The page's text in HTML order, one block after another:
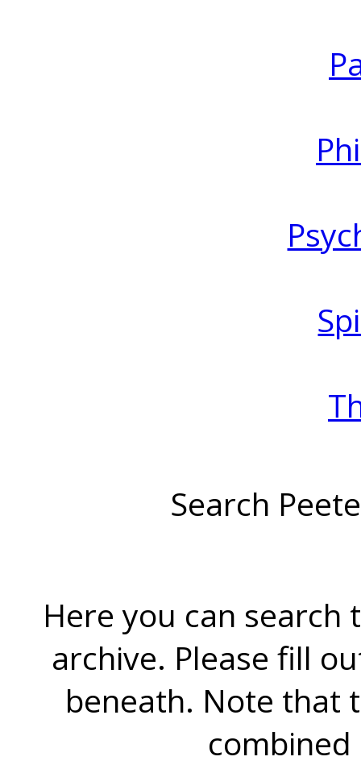
Search
Here you can search
archive. Please fill
beneath. Note that
combined